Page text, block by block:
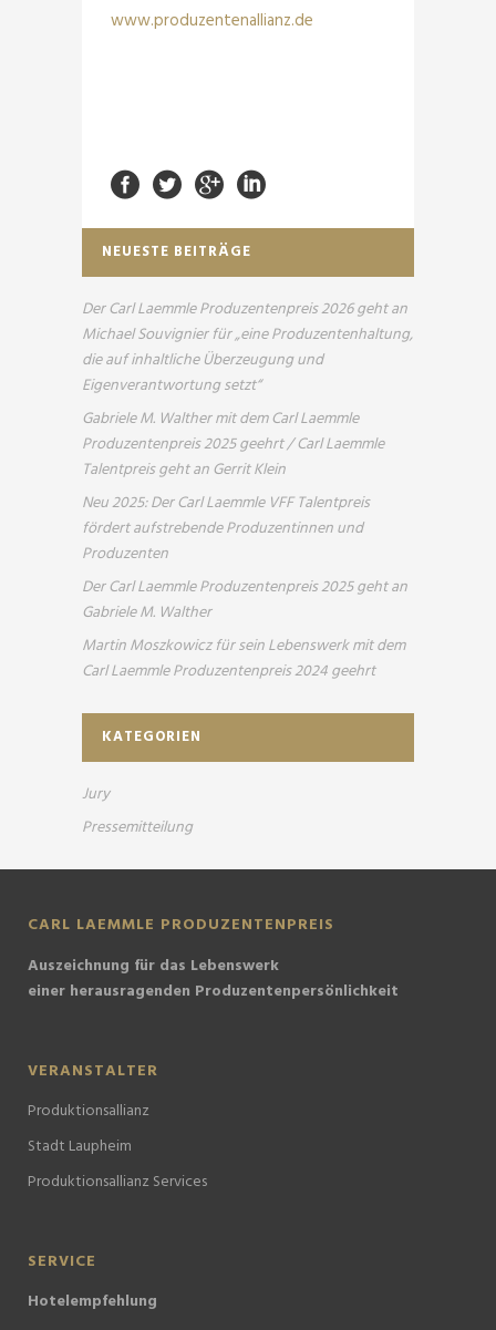
www.produzentenallianz.de
NEUESTE BEITRÄGE
Der Carl Laemmle Produzentenpreis 2026 geht an
Michael Souvignier für „eine Produzentenhaltung,
die auf inhaltliche Überzeugung und
Eigenverantwortung setzt“
Gabriele M. Walther mit dem Carl Laemmle
Produzentenpreis 2025 geehrt / Carl Laemmle
Talentpreis geht an Gerrit Klein
Neu 2025: Der Carl Laemmle VFF Talentpreis
fördert aufstrebende Produzentinnen und
Produzenten
Der Carl Laemmle Produzentenpreis 2025 geht an
Gabriele M. Walther
Martin Moszkowicz für sein Lebenswerk mit dem
Carl Laemmle Produzentenpreis 2024 geehrt
KATEGORIEN
Jury
Pressemitteilung
CARL LAEMMLE PRODUZENTENPREIS
Auszeichnung für das Lebenswerk
einer herausragenden Produzentenpersönlichkeit
VERANSTALTER
Produktionsallianz
Stadt Laupheim
Produktionsallianz Services
SERVICE
Hotelempfehlung